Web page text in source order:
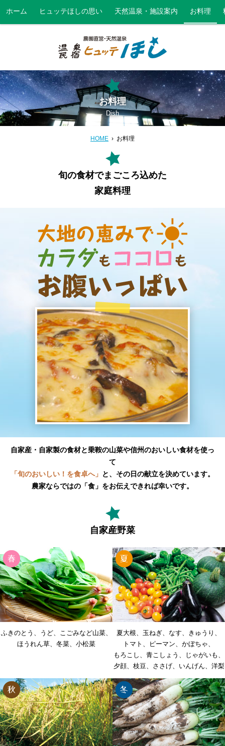
ホーム ヒュッテほしの思い 天然温泉・施設案内 お料理
お料理
Dish
HOME お料理
旬の食材でまごころ込めた
家庭料理
自家産・自家製の食材と乗鞍の山菜や信州のおいしい食材を使っ
て
「旬のおいしい！を食卓へ」 と、その日の献立を決めています。
農家ならではの「食」をお伝えできれば幸いです。
自家産野菜
ふきのとう うど
こごみなど山菜
ほうれん草
冬菜 小松菜
夏大根 玉ねぎ なす
きゅうり
トマト
ピーマン
かぼちゃ
もろこし
青こしょう
じゃがいも
夕顔
枝豆 ささげ いんげん 洋梨